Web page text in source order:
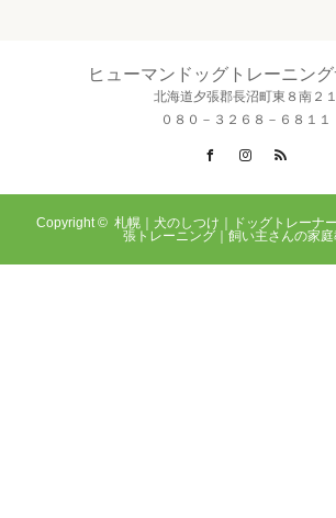
ヒューマンドッグトレーニン
北海道夕張郡長沼町東８南２１
０８０－３２６８－６８１１
FacebookInstagram
Copyright © 札幌｜犬のしつけ｜ドッグトレーナ
張トレーニング｜飼い主さんの家